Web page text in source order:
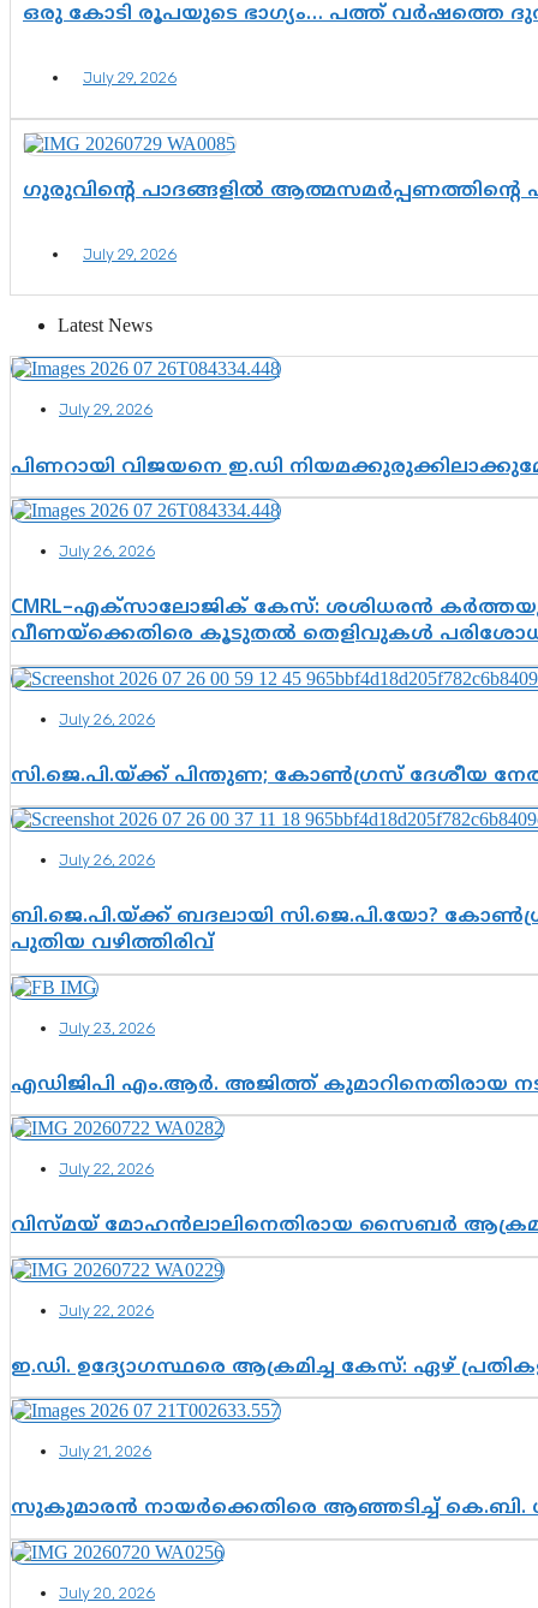
ഒരു കോടി രൂപയുടെ ഭാഗ്യം… പത്ത് വർഷത്തെ
July 29, 2026
ഗുരുവിന്റെ പാദങ്ങളിൽ
July 29, 2026
Latest News
July 29, 2026
പിണറായി വിജയനെ ഇ.ഡി
July 26, 2026
CMRL–എക്‌സാലോജിക് കേസ്: ശശിധരൻ
വീണയ്‌ക്കെതിരെ കൂടുതൽ തെളിവുകൾ
July 26, 2026
സി.ജെ.പി.യ്ക്ക് പിന്തുണ; കോൺഗ്രസ് ദേശീയ
July 26, 2026
ബി.ജെ.പി.യ്ക്ക് ബദലായി സി.ജെ.പി.യോ?
പുതിയ വഴിത്തിരിവ്
July 23, 2026
എഡിജിപി എം.ആർ. അജിത്ത്
July 22, 2026
വിസ്മയ് മോഹൻലാലിനെതിരായ സൈബർ
July 22, 2026
ഇ.ഡി. ഉദ്യോഗസ്ഥരെ ആക്രമിച്ച കേസ്: ഏഴ്
July 21, 2026
സുകുമാരൻ നായർക്കെതിരെ ആഞ്ഞടിച്ച്
July 20, 2026